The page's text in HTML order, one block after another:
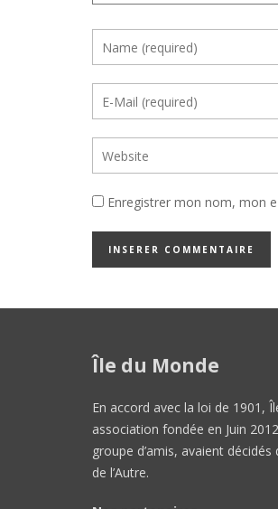
Enregistrer mon nom, mon
Île du Monde
En accord avec la loi de 1901,
association fondée en Juin
groupe d’amis, avaient
de l’Autre.